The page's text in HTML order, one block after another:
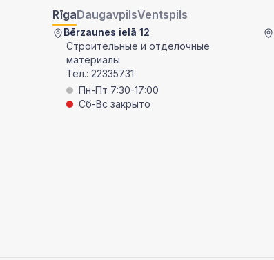
RīgaDaugavpilsVentspils
Bērzaunes ielā 12
Строительные и отделочные
материалы
Тел.: 22335731
Пн-Пт 7:30-17:00
Сб-Вс закрыто